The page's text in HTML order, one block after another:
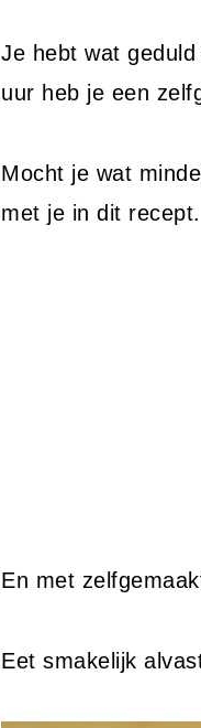
Je hebt wat
uur heb je een
Mocht je wat
met je in dit recept.
En met
Eet smakelijk